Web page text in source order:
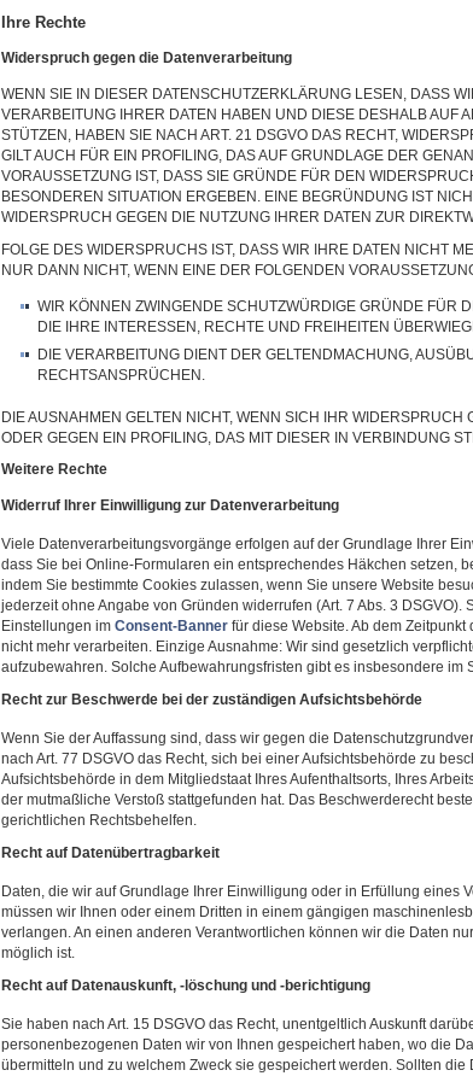
Ihre Rechte
Widerspruch gegen die Datenverarbeitung
WENN SIE IN DIESER DATENSCHUTZERKLÄRUNG LESEN, DASS
VERARBEITUNG IHRER DATEN HABEN UND DIESE DESHALB AUF
STÜTZEN, HABEN SIE NACH ART. 21 DSGVO DAS RECHT,
GILT AUCH FÜR EIN PROFILING, DAS AUF GRUNDLAGE DER
VORAUSSETZUNG IST, DASS SIE GRÜNDE FÜR DEN
BESONDEREN SITUATION ERGEBEN. EINE BEGRÜNDUNG IST
WIDERSPRUCH GEGEN DIE NUTZUNG IHRER DATEN ZUR
FOLGE DES WIDERSPRUCHS IST, DASS WIR IHRE DATEN NICHT
NUR DANN NICHT, WENN EINE DER FOLGENDEN
WIR KÖNNEN ZWINGENDE SCHUTZWÜRDIGE GRÜNDE FÜR
DIE IHRE INTERESSEN, RECHTE UND FREIHEITEN
DIE VERARBEITUNG DIENT DER GELTENDMACHUNG,
RECHTSANSPRÜCHEN.
DIE AUSNAHMEN GELTEN NICHT, WENN SICH IHR WIDERSPRUCH
ODER GEGEN EIN PROFILING, DAS MIT DIESER IN VERBINDUNG
Weitere Rechte
Widerruf Ihrer Einwilligung zur Datenverarbeitung
Viele Datenverarbeitungsvorgänge erfolgen auf der Grundlage Ihrer
dass Sie bei Online-Formularen ein entsprechendes Häkchen setzen,
indem Sie bestimmte Cookies zulassen, wenn Sie unsere Website
jederzeit ohne Angabe von Gründen widerrufen (Art. 7 Abs. 3 DSGVO).
Einstellungen im Consent-Banner für diese Website. Ab dem
nicht mehr verarbeiten. Einzige Ausnahme: Wir sind gesetzlich
aufzubewahren. Solche Aufbewahrungsfristen gibt es insbesondere im
Recht zur Beschwerde bei der zuständigen Aufsichtsbehörde
Wenn Sie der Auffassung sind, dass wir gegen die
nach Art. 77 DSGVO das Recht, sich bei einer Aufsichtsbehörde zu
Aufsichtsbehörde in dem Mitgliedstaat Ihres Aufenthaltsorts, Ihres
der mutmaßliche Verstoß stattgefunden hat. Das Beschwerderecht
gerichtlichen Rechtsbehelfen.
Recht auf Datenübertragbarkeit
Daten, die wir auf Grundlage Ihrer Einwilligung oder in Erfüllung eines
müssen wir Ihnen oder einem Dritten in einem gängigen
verlangen. An einen anderen Verantwortlichen können wir die Daten
möglich ist.
Recht auf Datenauskunft, -löschung und -berichtigung
Sie haben nach Art. 15 DSGVO das Recht, unentgeltlich Auskunft
personenbezogenen Daten wir von Ihnen gespeichert haben, wo die
übermitteln und zu welchem Zweck sie gespeichert werden. Sollten